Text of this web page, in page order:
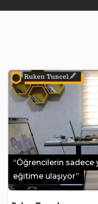
“Öğrencilerin sadece
eğitime ulaşıyor”